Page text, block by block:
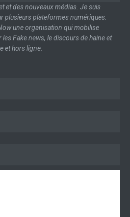
et des nouveaux médias. Je suis
plusieurs plateformes numériques.
une organisation qui mobilise
Fake news, le discours de haine et
et hors ligne.